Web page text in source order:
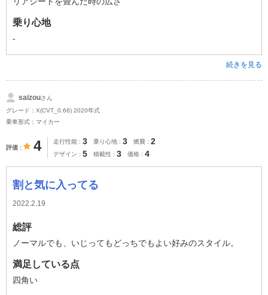
乗り心地
-
続きを見る
saizouさん
グレード：X(CVT_0.66) 2020年式
乗車形式：マイカー
評価 4 走行性能 3 乗り心地 3 燃費 2
デザイン 5 積載性 3 価格 4
割と気に入ってる
2022.2.19
総評
ノーマルでも、いじってもどっちでもよい好みのスタイル。
満足している点
四角い